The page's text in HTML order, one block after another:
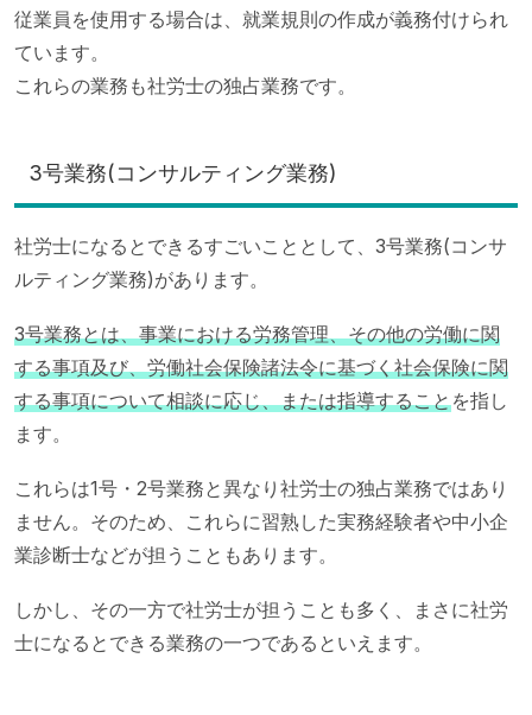
従業員を使用する場合は、就業規則の作成が義務付けられ
ています。
これらの業務も社労士の独占業務です。
3号業務(コンサルティング業務)
社労士になるとできるすごいこととして、3号業務(コンサ
ルティング業務)があります。
3号業務とは、事業における労務管理、その他の労働に関
する事項及び、労働社会保険諸法令に基づく社会保険に関
する事項について相談に応じ、または指導することを指し
ます。
これらは1号・2号業務と異なり社労士の独占業務ではあり
ません。そのため、これらに習熟した実務経験者や中小企
業診断士などが担うこともあります。
しかし、その一方で社労士が担うことも多く、まさに社労
士になるとできる業務の一つであるといえます。